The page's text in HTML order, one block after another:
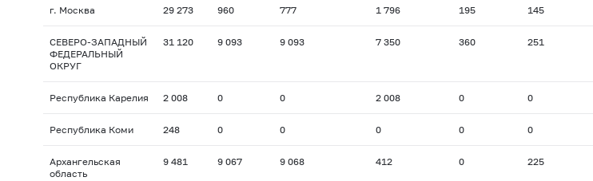
г. Москва 29 273 960 777 1 796 195 145
СЕВЕРО-ЗАПАДНЫЙ
ФЕДЕРАЛЬНЫЙ
ОКРУГ
31 120 9 093 9 093 7 350 360 251
Республика Карелия 2 008 0 0 2 008 0 0
Республика Коми 248 0 0 0 0 0
Архангельская
область
9 481 9 067 9 068 412 0 225